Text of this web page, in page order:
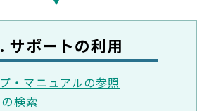
サポートの利用
・マニュアルの参照
検索